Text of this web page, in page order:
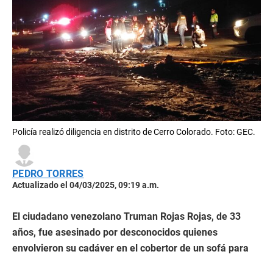
Policía realizó diligencia en distrito de Cerro Colorado. Foto: GEC.
PEDRO TORRES
Actualizado el 04/03/2025, 09:19 a.m.
El ciudadano venezolano Truman Rojas Rojas, de 33
años, fue asesinado por desconocidos quienes
envolvieron su cadáver en el cobertor de un sofá para